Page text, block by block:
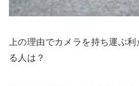
上の理由でカメラを持ち運ぶ
る人は？